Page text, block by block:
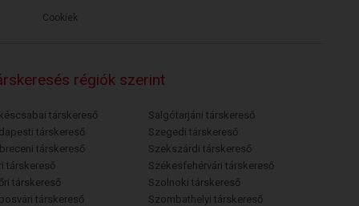
Cookiek
régiók szerint
társkereső
társkereső
társkereső
társkereső
társkereső
társkereső
Salgótarjáni társkereső
Szegedi társkereső
Szekszárdi társkereső
Székesfehérvári társkereső
Szolnoki társkereső
Szombathelyi társkereső